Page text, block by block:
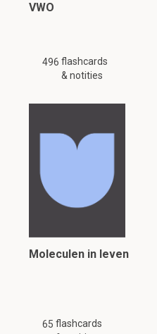
VWO
496 flashcards
& notities
Moleculen in leven
65 flashcards